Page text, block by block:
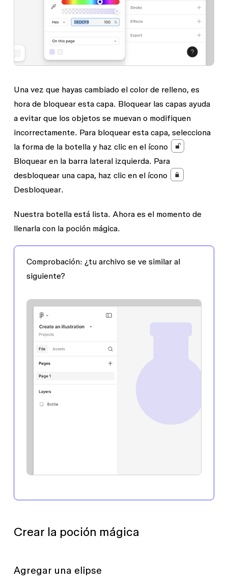
Una vez que hayas cambiado el color de relleno, es
hora de bloquear esta capa. Bloquear las capas ayuda
a evitar que los objetos se muevan o modifiquen
incorrectamente. Para bloquear esta capa, selecciona
la forma de la botella y haz clic en el ícono
Bloquearen la barra lateral izquierda. Para
desbloquear una capa, haz clic en el ícono
Desbloquear.
Nuestra botella está lista. Ahora es el momento de
llenarla con la poción mágica.
Comprobación: ¿tu archivo se ve similar al
siguiente?
Crear la poción mágica
Agregar una elipse